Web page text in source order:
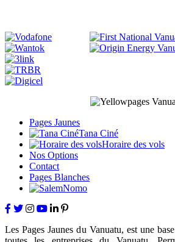
Pages Jaunes
Tana Ciné
Horaire des vols
Nos Options
Contact
Pages Blanches
Les Pages Jaunes du Vanuatu, est une